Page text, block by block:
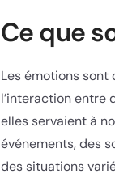
Ce que
Les émotions
l’interaction entre
elles servaient à
événements, des
des situations